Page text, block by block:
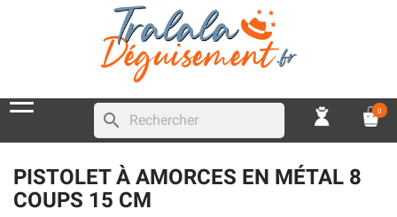
search 0
PISTOLET À AMORCES EN MÉTAL 8
COUPS 15 CM